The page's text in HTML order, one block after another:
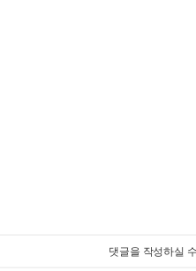
댓글을 작성하실